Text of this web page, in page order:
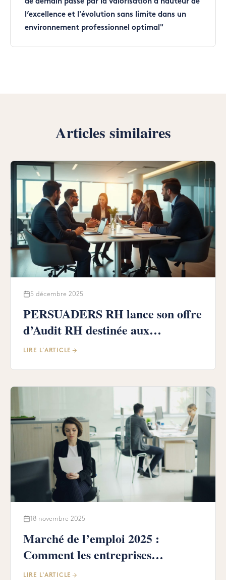
de demain passe par la valorisation à hauteur de
l’excellence et l'évolution sans limite dans un
environnement professionnel optimal"
Articles similaires
5 décembre 2025
PERSUADERS RH lance son offre
d’Audit RH destinée aux
dirigeants, qu’ils disposent ou non
LIRE L'ARTICLE
18 novembre 2025
Marché de l’emploi 2025 :
Comment les entreprises
s’adaptent à la pénurie de talents
LIRE L'ARTICLE